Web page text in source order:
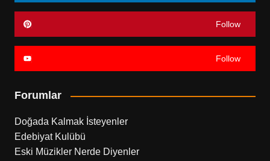
Follow
Follow
Forumlar
Doğada Kalmak İsteyenler
Edebiyat Kulübü
Eski Müzikler Nerde Diyenler